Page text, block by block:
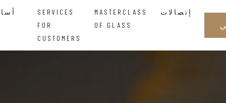
SERVICES
FOR
CUSTOMERS
MASTERCLASS
OF GLASS
إتصالات